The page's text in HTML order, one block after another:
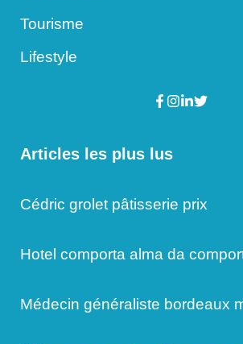
Tourisme
Lifestyle
Articles les plus lus
Cédric grolet pâtisserie prix
Hotel comporta alma da
Médecin généraliste bordeaux